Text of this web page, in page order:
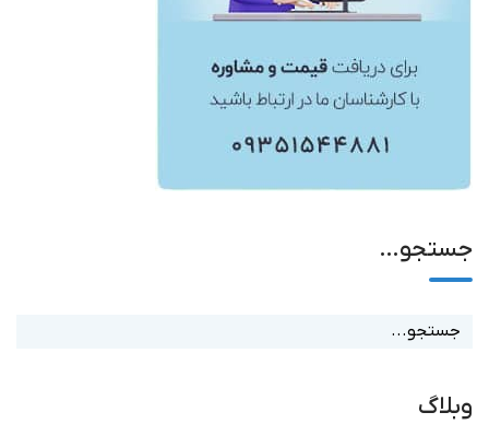
جستجو…
وبلاگ